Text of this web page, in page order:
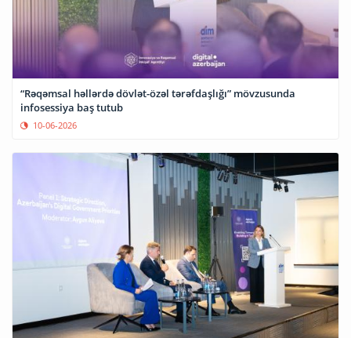
“Rəqəmsal həllərdə dövlət-özəl tərəfdaşlığı” mövzusunda
infosessiya baş tutub
10-06-2026